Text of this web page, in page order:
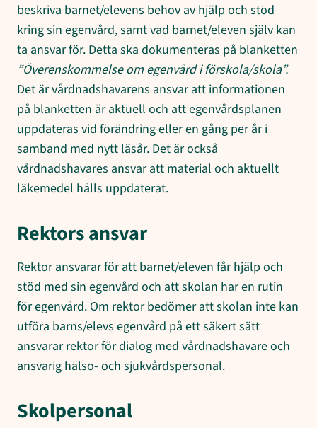
beskriva barnet/elevens behov av hjälp och stöd
kring sin egenvård, samt vad barnet/eleven själv kan
ta ansvar för. Detta ska dokumenteras på blanketten
”Överenskommelse om egenvård i förskola/skola”.
Det är vårdnadshavarens ansvar att informationen
på blanketten är aktuell och att egenvårdsplanen
uppdateras vid förändring eller en gång per år i
samband med nytt läsår. Det är också
vårdnadshavares ansvar att material och aktuellt
läkemedel hålls uppdaterat.
Rektors ansvar
Rektor ansvarar för att barnet/eleven får hjälp och
stöd med sin egenvård och att skolan har en rutin
för egenvård. Om rektor bedömer att skolan inte kan
utföra barns/elevs egenvård på ett säkert sätt
ansvarar rektor för dialog med vårdnadshavare och
ansvarig hälso- och sjukvårdspersonal.
Skolpersonal